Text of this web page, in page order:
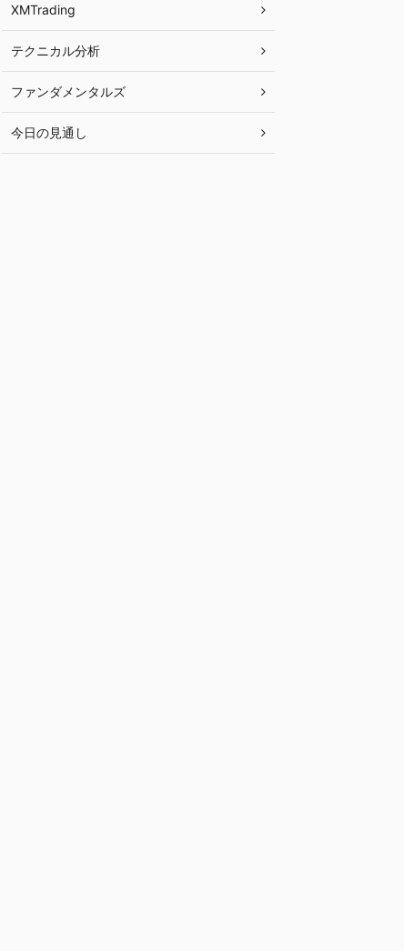
XMTrading
テクニカル分析
ファンダメンタルズ
今日の見通し